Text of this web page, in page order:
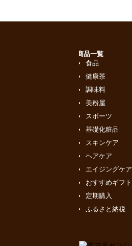
商品一覧
食品
健康茶
調味料
美粉屋
スポーツ
基礎化粧品
スキンケア
ヘアケア
エイジングケア
おすすめギフト
定期購入
ふるさと納税